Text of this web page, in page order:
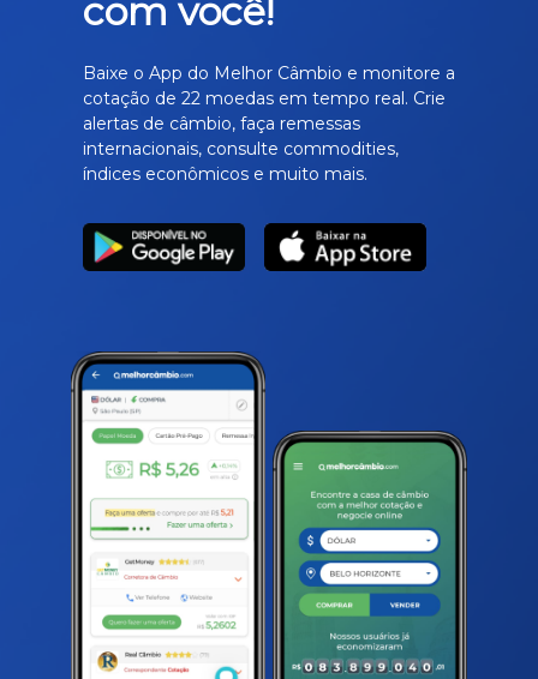
com você!
Baixe o App do Melhor Câmbio e monitore a
cotação de 22 moedas em tempo real. Crie
alertas de câmbio, faça remessas
internacionais, consulte commodities,
índices econômicos e muito mais.